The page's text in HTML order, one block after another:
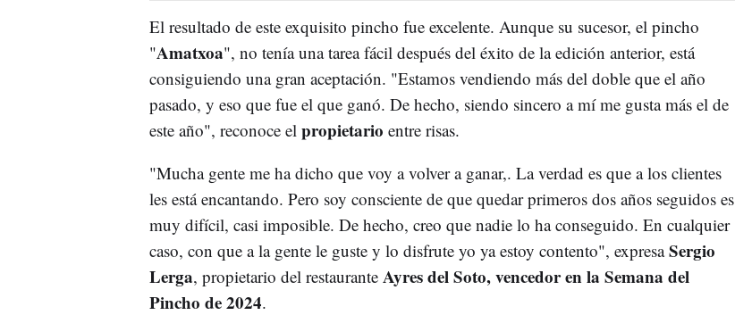
El resultado de este exquisito pincho fue excelente. Aunque su sucesor, el pincho
"Amatxoa", no tenía una tarea fácil después del éxito de la edición anterior, está
consiguiendo una gran aceptación. "Estamos vendiendo más del doble que el año
pasado, y eso que fue el que ganó. De hecho, siendo sincero a mí me gusta más el de
este año", reconoce el propietario entre risas.
"Mucha gente me ha dicho que voy a volver a ganar,. La verdad es que a los clientes
les está encantando. Pero soy consciente de que quedar primeros dos años seguidos es
muy difícil, casi imposible. De hecho, creo que nadie lo ha conseguido. En cualquier
caso, con que a la gente le guste y lo disfrute yo ya estoy contento", expresaSergio
Lerga, propietario del restaurante Ayres del Soto, vencedor en la Semana del
Pincho de 2024.